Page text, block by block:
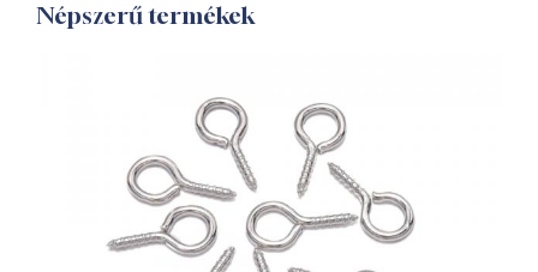
Népszerű termékek